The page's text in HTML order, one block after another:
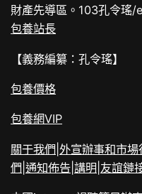
財產先導區。103孔令
包養站長
【義務編纂：孔令瑤】
包養價格
包養網VIP
關于我們 |外宣辦事和市場
們 |通知佈告 |講明 友誼鏈